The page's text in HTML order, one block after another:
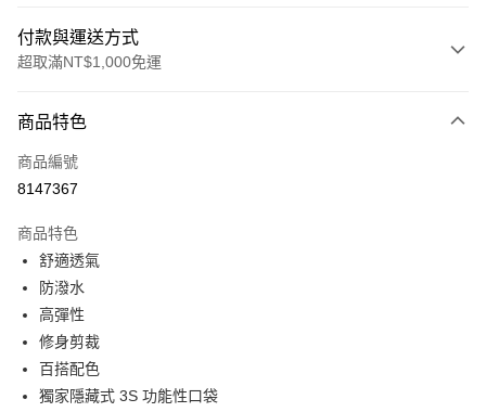
付款與運送方式
超取滿NT$1,000免運
信用卡一次付款
信用卡分期付款
合作金庫商業銀行
華南商業銀行
上海商業儲蓄銀行
國泰世華商業銀行
臺灣中小企業銀行
匯豐（台灣）商業銀行
聯邦商業銀行
元大商業銀行
超商取貨付款
LINE Pay
Apple Pay
街口支付
商品特色
商品編號
8147367
商品特色
舒適透氣
防潑水
高彈性
修身剪裁
百搭配色
獨家隱藏式 3S 功能性口袋